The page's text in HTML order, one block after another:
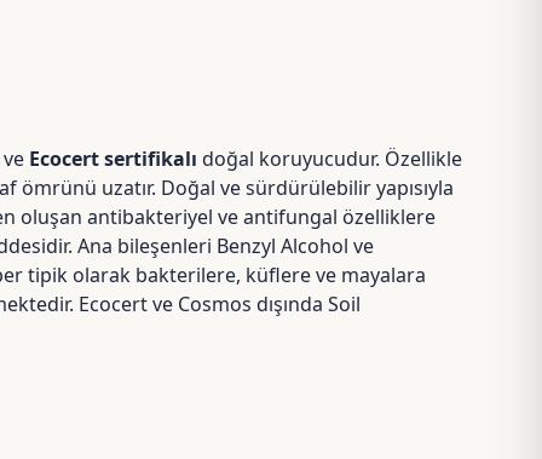
Ecocert sertifikalı doğal koruyucudur. Özellikle
uzatır. Doğal ve sürdürülebilir yapısıyla
oluşan antibakteriyel ve antifungal özelliklere
Ana bileşenleri Benzyl Alcohol ve
tipik olarak bakterilere, küflere ve mayalara
Ecocert ve Cosmos dışında Soil